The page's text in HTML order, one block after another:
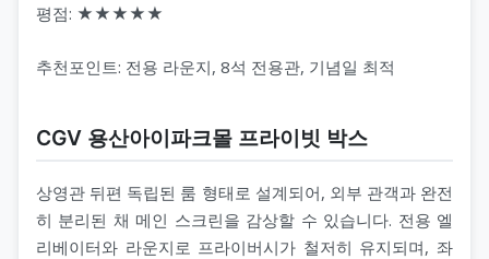
평점: ★★★★★
추천포인트: 전용 라운지, 8석 전용관, 기념일 최적
CGV 용산아이파크몰 프라이빗 박스
상영관 뒤편 독립된 룸 형태로 설계되어, 외부 관객과 완전
히 분리된 채 메인 스크린을 감상할 수 있습니다. 전용 엘
리베이터와 라운지로 프라이버시가 철저히 유지되며, 좌